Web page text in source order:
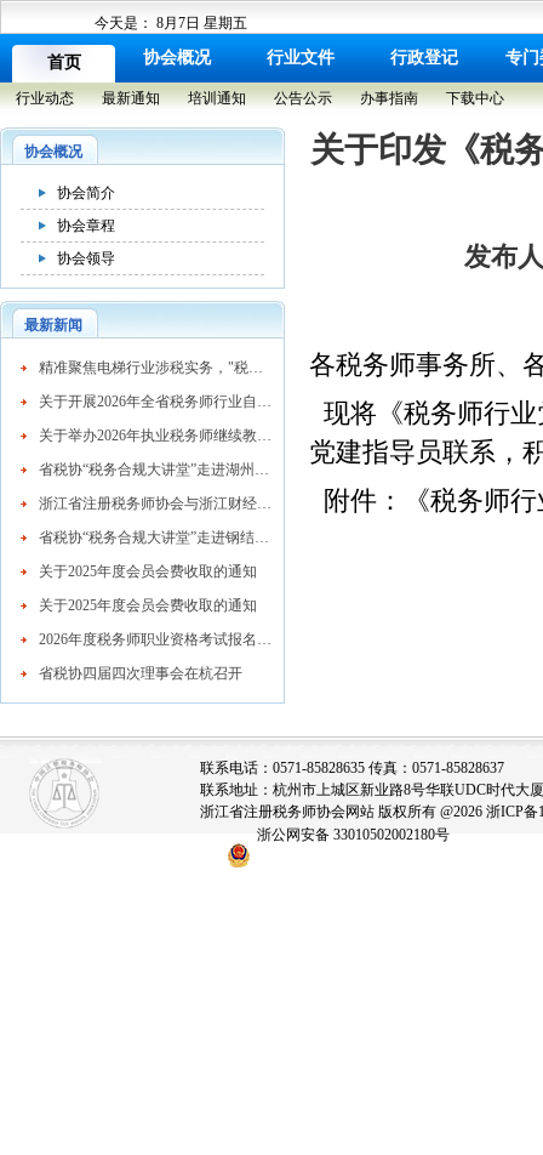
今天是： 8月7日 星期五
首页 协会概况 行业文件 行政登记 专门
行业动态 最新通知 培训通知 公告公示 办事指南 下载中心
协会概况
协会简介
协会章程
协会领导
最新新闻
​精准聚焦电梯行业涉税实务，"税务合规大讲堂"走进湖州市电梯行业协会
关于开展2026年全省税务师行业自律检查工作的通知
关于举办2026年执业税务师继续教育网络培训班的通知
省税协“税务合规大讲堂”走进湖州混凝土行业
浙江省注册税务师协会与浙江财经大学续签战略合作协议 共育高素质税务人才
省税协“税务合规大讲堂”走进钢结构行业协会精准赋能企业高质量发展
关于2025年度会员会费收取的通知
关于2025年度会员会费收取的通知
2026年度税务师职业资格考试报名公告
省税协四届四次理事会在杭召开
关于印发《税
发布
各税务师事务所、
现将《税务师行
党建指导员联系，
附件：《税务师
联系电话：0571-85828635 传真：0571-85828637
联系地址：杭州市上城区新业路8号华联UDC时代大
浙江省注册税务师协会网站 版权所有 @2026 浙ICP备
浙公网安备 33010502002180号